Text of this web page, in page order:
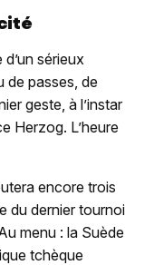
sérieux
de passes, de
geste, à l’instar
Herzog. L’heure
encore trois
du dernier tournoi
menu : la Suède
tchèque